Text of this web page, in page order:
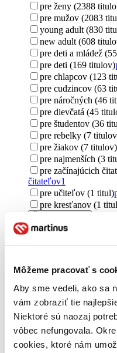
Môžeme pracovať s
Aby sme vedeli, ako sa
vám zobraziť tie
Niektoré sú naozaj
vôbec nefungovala.
cookies, ktoré nám
pre ženy (2388
pre mužov (2083
young adult (830
new adult (608
pre deti a mládež
pre deti (169 titulov)
pre chlapcov (123
pre cudzincov (63
pre náročných (46
pre dievčatá (45
pre študentov (36
pre rebelky (7
pre žiakov (7 titulov)
pre najmenších (3
pre začínajúcich
čitateľov1
pre učiteľov (1 titul)
pre kresťanov (1
Pôvod
Spojené štáty (3127
severský (365
Francúzsko (255
Írsko (253 titulov)
Austrália (199
Kanada (195 titulov)
Švédsko (177